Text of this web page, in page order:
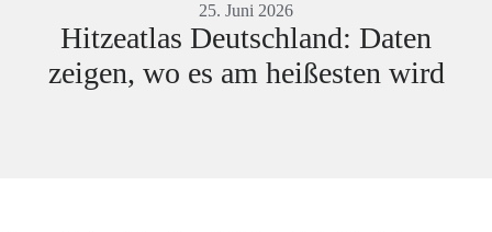
25. Juni 2026
Hitzeatlas Deutschland: Daten
zeigen, wo es am heißesten wird